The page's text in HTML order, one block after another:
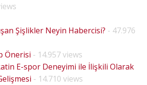
Şişlikler Neyin Habercisi? - 47.976
Önerisi - 14.957 views
E-spor Deneyimi ile İlişkili Olarak
- 14.710 views